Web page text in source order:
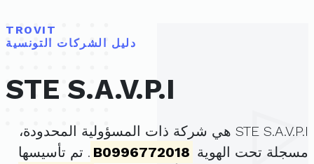
TROVIT
دليل الشركات التونسية
STE S.A.V.P.I
STE S.A.V.P.I هي شركة ذات المسؤولية المحدودة،
مسجلة تحت الهوية B0996772018 . تم تأسيسها